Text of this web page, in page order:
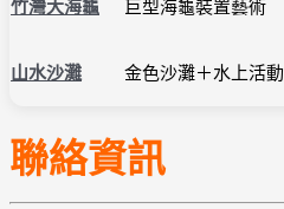
竹灣大海龜 巨型海龜裝置藝術
山水沙灘 金色沙灘＋水上活動
聯絡資訊